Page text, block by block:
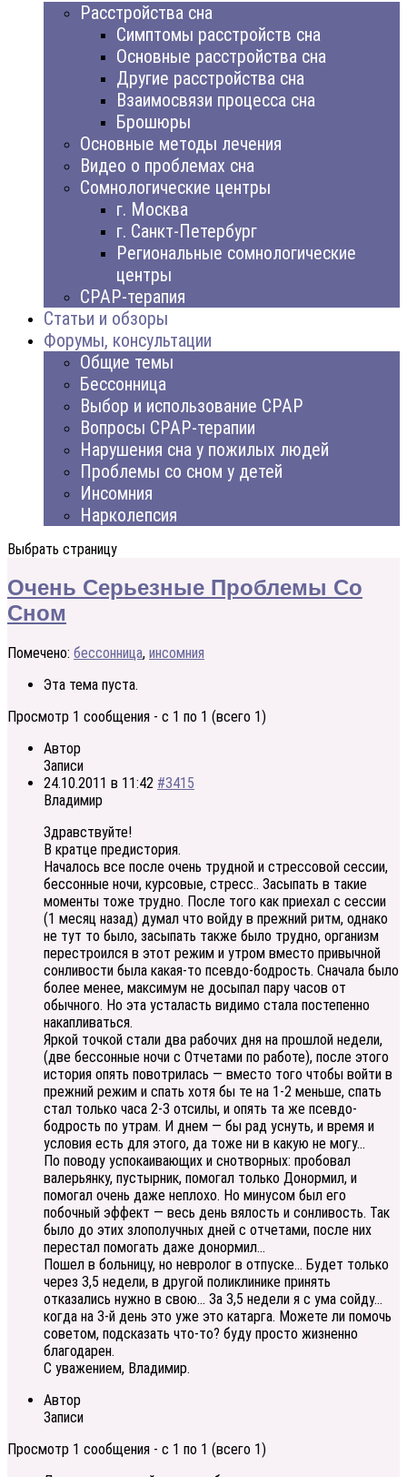
Расстройства сна
Симптомы расстройств сна
Основные расстройства сна
Другие расстройства сна
Взаимосвязи процесса сна
Брошюры
Основные методы лечения
Видео о проблемах сна
Сомнологические центры
г. Москва
г. Санкт-Петербург
Региональные сомнологические
центры
CPAP-терапия
Статьи и обзоры
Форумы, консультации
Общие темы
Бессонница
Выбор и использование CPAP
Вопросы CPAP-терапии
Нарушения сна у пожилых людей
Проблемы со сном у детей
Инсомния
Нарколепсия
Выбрать страницу
Очень Серьезные Проблемы Со
Сном
Помечено: бессонница, инсомния
Эта тема пуста.
Просмотр 1 сообщения - с 1 по 1 (всего 1)
Автор
Записи
24.10.2011 в 11:42 #3415
Владимир
Здравствуйте!
В кратце предистория.
Началось все после очень трудной и стрессовой сессии,
бессонные ночи, курсовые, стресс.. Засыпать в такие
моменты тоже трудно. После того как приехал с сессии
(1 месяц назад) думал что войду в прежний ритм, однако
не тут то было, засыпать также было трудно, организм
перестроился в этот режим и утром вместо привычной
сонливости была какая-то псевдо-бодрость. Сначала было
более менее, максимум не досыпал пару часов от
обычного. Но эта усталасть видимо стала постепенно
накапливаться.
Яркой точкой стали два рабочих дня на прошлой недели,
(две бессонные ночи с Отчетами по работе), после этого
история опять повотрилась — вместо того чтобы войти в
прежний режим и спать хотя бы те на 1-2 меньше, спать
стал только часа 2-3 отсилы, и опять та же псевдо-
бодрость по утрам. И днем — бы рад уснуть, и время и
условия есть для этого, да тоже ни в какую не могу…
По поводу успокаивающих и снотворных: пробовал
валерьянку, пустырник, помогал только Донормил, и
помогал очень даже неплохо. Но минусом был его
побочный эффект — весь день вялость и сонливость. Так
было до этих злополучных дней с отчетами, после них
перестал помогать даже донормил…
Пошел в больницу, но невролог в отпуске… Будет только
через 3,5 недели, в другой поликлинике принять
отказались нужно в свою… За 3,5 недели я с ума сойду…
когда на 3-й день это уже это катарга. Можете ли помочь
советом, подсказать что-то? буду просто жизненно
благодарен.
С уважением, Владимир.
Автор
Записи
Просмотр 1 сообщения - с 1 по 1 (всего 1)